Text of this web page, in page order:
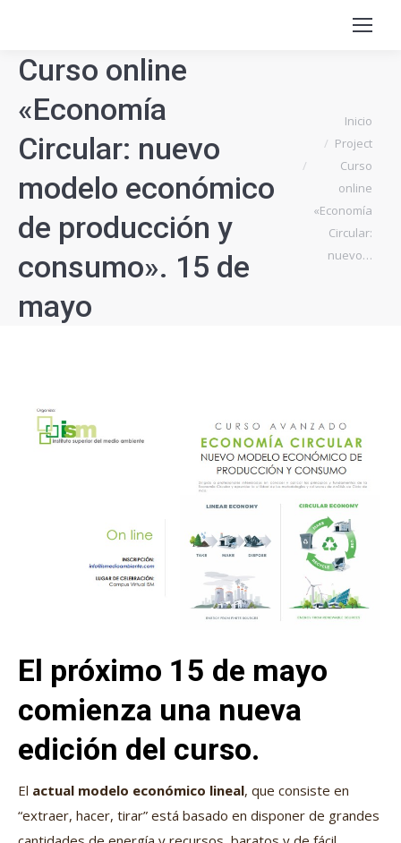
Curso online
«Economía
Circular: nuevo
modelo económico
de producción y
consumo». 15 de
mayo
Estás aquí:Inicio
Project
Curso
online
«Economía
Circular:
nuevo…
El próximo 15 de mayo
comienza una nueva
edición del curso.
El actual modelo económico lineal, que consiste en
“extraer, hacer, tirar” está basado en disponer de grandes